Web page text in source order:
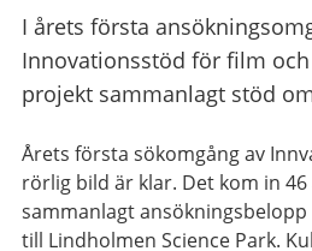
I årets första
Innovationsstöd för film
projekt sammanlagt stöd
Årets första sökomgång av
rörlig bild är klar. Det kom in
sammanlagt
till Lindholmen Science Park.